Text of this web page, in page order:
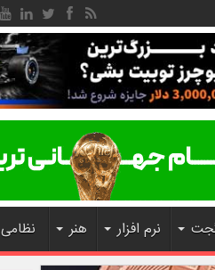
نرم افزار هنر نظامی